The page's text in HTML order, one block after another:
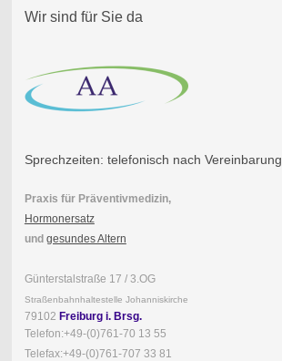
Wir sind für Sie da
Sprechzeiten: telefonisch nach Vereinbarung
Praxis für Präventivmedizin,
Hormonersatz
und gesundes Altern
Günterstalstraße 17 / 3.OG
Straßenbahnhaltestelle Johanniskirche
79102 Freiburg i. Brsg.
Telefon:+49-(0)761-70 13 55
Telefax:+49-(0)761-707 33 81